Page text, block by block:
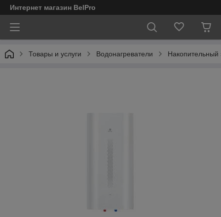
Интернет магазин BelPro
Товары и услуги Водонагреватели Накопительный